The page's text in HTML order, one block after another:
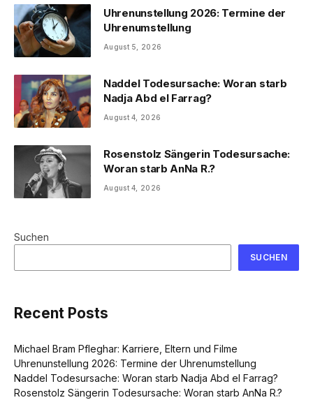
Uhrenunstellung 2026: Termine der
Uhrenumstellung
August 5, 2026
Naddel Todesursache: Woran starb
Nadja Abd el Farrag?
August 4, 2026
Rosenstolz Sängerin Todesursache:
Woran starb AnNa R.?
August 4, 2026
Suchen
SUCHEN
Recent Posts
Michael Bram Pfleghar: Karriere, Eltern und Filme
Uhrenunstellung 2026: Termine der Uhrenumstellung
Naddel Todesursache: Woran starb Nadja Abd el Farrag?
Rosenstolz Sängerin Todesursache: Woran starb AnNa R.?